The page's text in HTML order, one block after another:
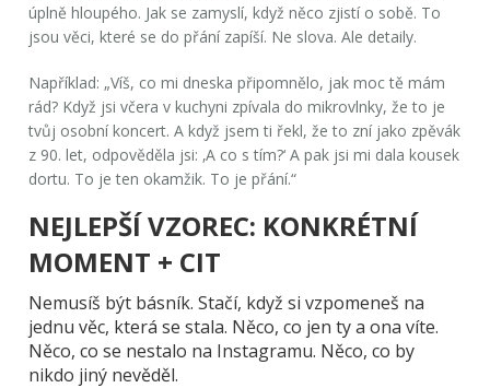
úplně hloupého. Jak se zamyslí, když něco zjistí o sobě. To
jsou věci, které se do přání zapíší. Ne slova. Ale detaily.
Například: „Víš, co mi dneska připomnělo, jak moc tě mám
rád? Když jsi včera v kuchyni zpívala do mikrovlnky, že to je
tvůj osobní koncert. A když jsem ti řekl, že to zní jako zpěvák
z 90. let, odpověděla jsi: ‚A co s tím?‘ A pak jsi mi dala kousek
dortu. To je ten okamžik. To je přání.“
NEJLEPŠÍ VZOREC: KONKRÉTNÍ
MOMENT + CIT
Nemusíš být básník. Stačí, když si vzpomeneš na
jednu věc, která se stala. Něco, co jen ty a ona víte.
Něco, co se nestalo na Instagramu. Něco, co by
nikdo jiný nevěděl.